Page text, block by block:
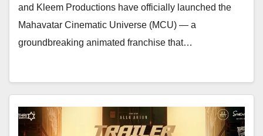
and Kleem Productions have officially launched the
Mahavatar Cinematic Universe (MCU) — a
groundbreaking animated franchise that…